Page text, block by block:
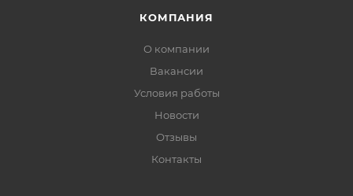
КОМПАНИЯ
О компании
Вакансии
Условия работы
Новости
Отзывы
Контакты